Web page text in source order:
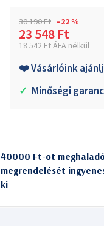
30 190 Ft –22 %
23 548 Ft
18 542 Ft ÁFA nélkül
❤️ Vásárlóink
✓ Minőségi
40000 Ft-ot
megrendelését
ki